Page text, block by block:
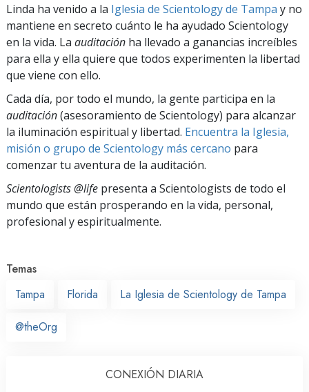
Linda ha venido a la Iglesia de Scientology de Tampa y no
mantiene en secreto cuánto le ha ayudado Scientology
en la vida. La auditación ha llevado a ganancias increíbles
para ella y ella quiere que todos experimenten la libertad
que viene con ello.
Cada día, por todo el mundo, la gente participa en la
auditación(asesoramiento de Scientology) para alcanzar
la iluminación espiritual y libertad. Encuentra la Iglesia,
misión o grupo de Scientology más cercano para
comenzar tu aventura de la auditación.
Scientologists @life presenta a Scientologists de todo el
mundo que están prosperando en la vida, personal,
profesional y espiritualmente.
Temas
Tampa
Florida La Iglesia de Scientology de Tampa
@theOrg
CONEXIÓN DIARIA